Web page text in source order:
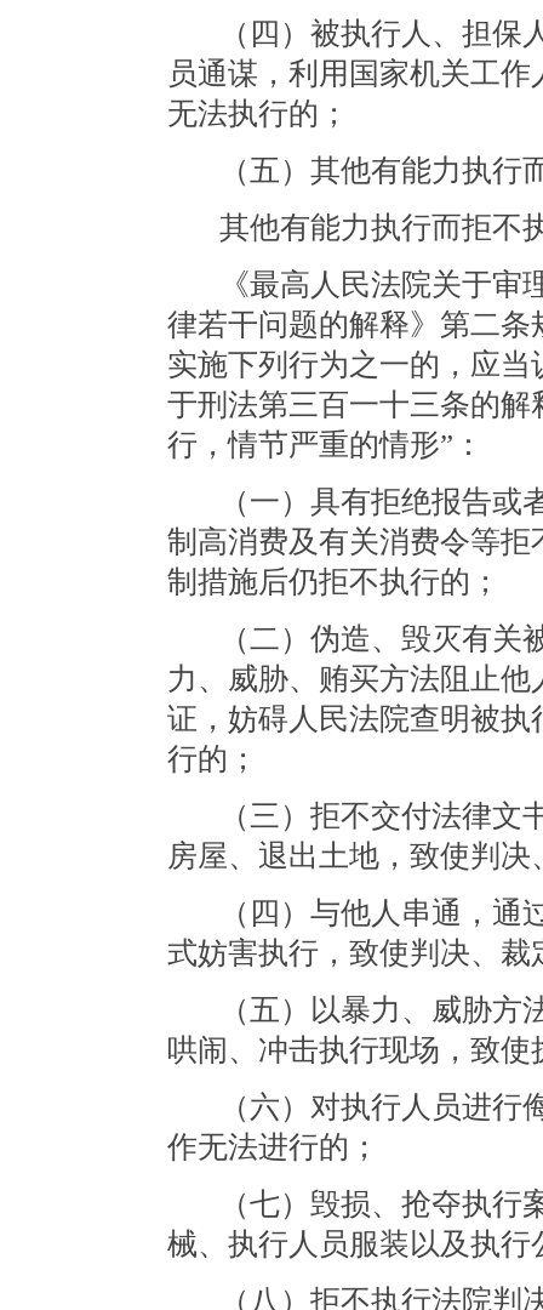
（四）被执行人、担
员通谋，利用国家机关工
无法执行的；
（五）其他有能力执
其他有能力执行而拒不
《最高人民法院关于
律若干问题的解释》第二
实施下列行为之一的，应
于刑法第三百一十三条的解
行，情节严重的情形”：
（一）具有拒绝报告
制高消费及有关消费令等
制措施后仍拒不执行的；
（二）伪造、毁灭有
力、威胁、贿买方法阻止
证，妨碍人民法院查明被
行的；
（三）拒不交付法律
房屋、退出土地，致使判
（四）与他人串通，
式妨害执行，致使判决、裁
（五）以暴力、威胁
哄闹、冲击执行现场，致
（六）对执行人员进
作无法进行的；
（七）毁损、抢夺执
械、执行人员服装以及执
（八）拒不执行法院